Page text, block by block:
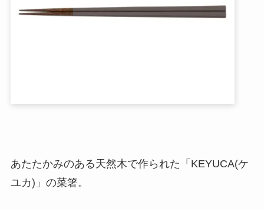
あたたかみのある天然木で作られた「KEYUCA(ケ
ユカ)」の菜箸。